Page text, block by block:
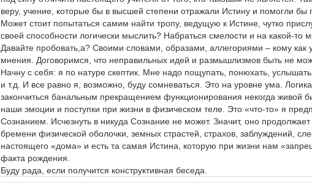
веру, учение, которые бы в высшей степени отражали Истину и помогли бы
Может стоит попытаться самим найти тропу, ведущую к Истине, чутко
своей способности логически мыслить? Набраться смелости и на какой-то
Давайте пробовать,а? Своими словами, образами, аллегориями – кому как
мнения. Договоримся, что неправильных идей и размышлизмов быть не
Начну с себя: я по натуре скептик. Мне надо пощупать, понюхать,
и т.д. И все равно я, возможно, буду сомневаться. Это на уровне ума.
закончиться банальным прекращением функционирования некогда живой
наши эмоции и поступки при жизни в физическом теле. Это «что-то» я
Сознанием. Исчезнуть в никуда Сознание не может. Значит, оно
бремени физической оболочки, земных страстей, страхов, заблуждений,
настоящего «дома» и есть та самая Истина, которую при жизни нам
факта рождения.
Буду рада, если получится конструктивная беседа.